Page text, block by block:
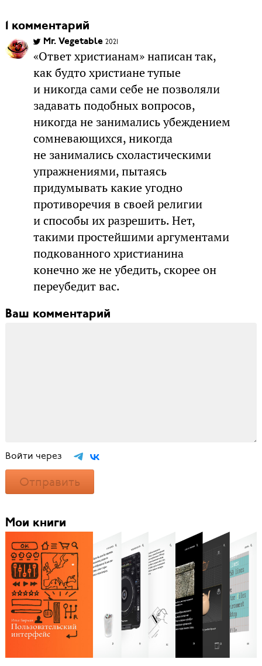
1 комментарий
Mr. Vegetable 2021
«Ответ христианам» написан так,
как будто христиане тупые
и никогда сами себе не позволяли
задавать подобных вопросов,
никогда не занимались убеждением
сомневающихся, никогда
не занимались схоластическими
упражнениями, пытаясь
придумывать какие угодно
противоречия в своей религии
и способы их разрешить. Нет,
такими простейшими аргументами
подкованного христианина
конечно же не убедить, скорее он
переубедит вас.
Ваш комментарий
Войти через
Отправить
Мои книги